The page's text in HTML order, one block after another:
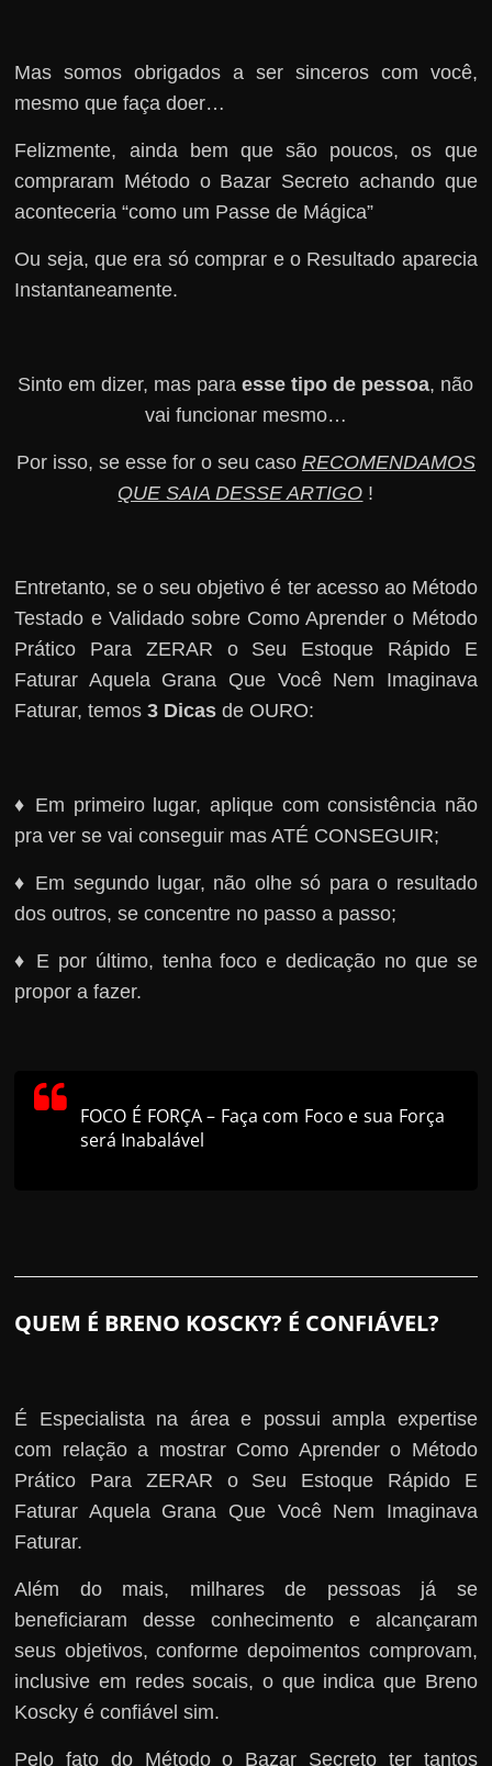
Mas somos obrigados a ser sinceros com você,
mesmo que faça doer…
Felizmente, ainda bem que são poucos, os que
compraram Método o Bazar Secreto achando que
aconteceria “como um Passe de Mágica”
Ou seja, que era só comprar e o Resultado aparecia
Instantaneamente.
Sinto em dizer, mas paraesse tipo de pessoa, não
vai funcionar mesmo…
Por isso, se esse for o seu caso RECOMENDAMOS
QUE SAIA DESSE ARTIGO !
Entretanto, se o seu objetivo é ter acesso ao Método
Testado e Validado sobre Como Aprender o Método
Prático Para ZERAR o Seu Estoque Rápido E
Faturar Aquela Grana Que Você Nem Imaginava
Faturar, temos3 Dicas de OURO:
♦ Em primeiro lugar, aplique com consistência não
pra ver se vai conseguir mas ATÉ CONSEGUIR;
♦ Em segundo lugar, não olhe só para o resultado
dos outros, se concentre no passo a passo;
♦ E por último, tenha foco e dedicação no que se
propor a fazer.
FOCO É FORÇA – Faça com Foco e sua Força
será Inabalável
QUEM É BRENO KOSCKY? É CONFIÁVEL?
É Especialista na área e possui ampla expertise
com relação a mostrar Como Aprender o Método
Prático Para ZERAR o Seu Estoque Rápido E
Faturar Aquela Grana Que Você Nem Imaginava
Faturar.
Além do mais, milhares de pessoas já se
beneficiaram desse conhecimento e alcançaram
seus objetivos, conforme depoimentos comprovam,
inclusive em redes socais, o que indica que Breno
Koscky é confiável sim.
Pelo fato do Método o Bazar Secreto ter tantos